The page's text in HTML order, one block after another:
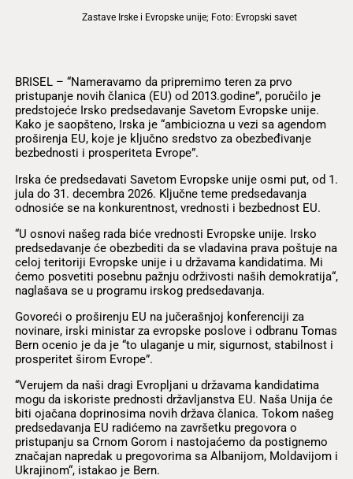
Zastave Irske i Evropske unije; Foto: Evropski savet
BRISEL – “Nameravamo da pripremimo teren za prvo
pristupanje novih članica (EU) od 2013.godine”, poručilo je
predstojeće Irsko predsedavanje Savetom Evropske unije.
Kako je saopšteno, Irska je “ambiciozna u vezi sa agendom
proširenja EU, koje je ključno sredstvo za obezbeđivanje
bezbednosti i prosperiteta Evrope”.
Irska će predsedavati Savetom Evropske unije osmi put, od 1.
jula do 31. decembra 2026. Ključne teme predsedavanja
odnosiće se na konkurentnost, vrednosti i bezbednost EU.
“U osnovi našeg rada biće vrednosti Evropske unije. Irsko
predsedavanje će obezbediti da se vladavina prava poštuje na
celoj teritoriji Evropske unije i u državama kandidatima. Mi
ćemo posvetiti posebnu pažnju održivosti naših demokratija“,
naglašava se u programu irskog predsedavanja.
Govoreći o proširenju EU na jučerašnjoj konferenciji za
novinare, irski ministar za evropske poslove i odbranu Tomas
Bern ocenio je da je “to ulaganje u mir, sigurnost, stabilnost i
prosperitet širom Evrope”.
“Verujem da naši dragi Evropljani u državama kandidatima
mogu da iskoriste prednosti državljanstva EU. Naša Unija će
biti ojačana doprinosima novih država članica. Tokom našeg
predsedavanja EU radićemo na završetku pregovora o
pristupanju sa Crnom Gorom i nastojaćemo da postignemo
značajan napredak u pregovorima sa Albanijom, Moldavijom i
Ukrajinom“, istakao je Bern.